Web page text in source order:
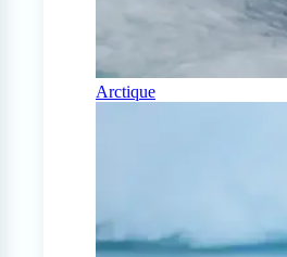
Arctique